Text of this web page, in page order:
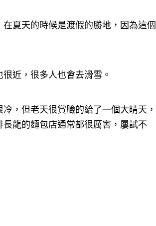
夏天的時候是渡假的勝地，因為這個
近，很多人也會去滑雪。
，但老天很賞臉的給了一個大晴天，
龍的麵包店通常都很厲害，屢試不